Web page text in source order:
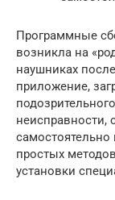
Программные
возникла на
наушниках
приложение,
неисправности,
простых
установки